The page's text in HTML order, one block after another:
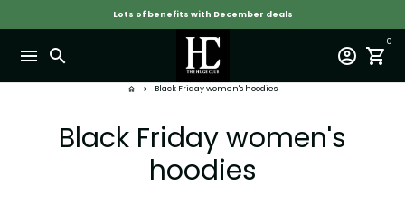
Lots of benefits with December deals
menu search account_circle shopping_cart
0
home keyboard_arrow_right Black Friday women's hoodies
Black Friday women's
hoodies